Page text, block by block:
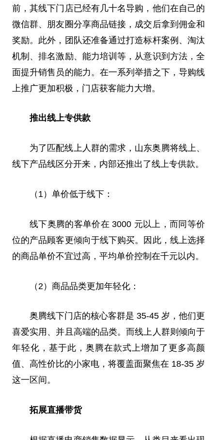
前，其线下门店已经有几十名导购，他们在自己的
微信群、朋友圈分享商品链接，成交后拿到佣金和
奖励。此外，团队还准备通过打造标杆案例、淘汰
机制、排名激励、能力培训等，从意识到方法，全
面提升销售员的能力。在一系列举措之下，导购线
上推广更加积极，门店获客能力大增。
推出线上专供款
为了匹配线上人群的需求，山东奥腾将线上、
线下产品线区分开来，内部还推出了线上专供款。
（1）单价低于线下：
线下奥腾的客单价在 3000 元以上，而同等价
位的产品顾客更倾向于线下购买。因此，线上选择
的商品单价不宜过高，平均单价控制在千元以内。
（2）商品品类更加年轻化：
奥腾线下门店的核心客群是 35-45 岁，他们更
喜爱实用、并且高端的品类。而线上人群则倾向于
年轻化，基于此，奥腾在款式上增加了更多高颜
值、高性价比的小家电，将覆盖面聚焦在 18-35 岁
这一区间。
拓展直播带货